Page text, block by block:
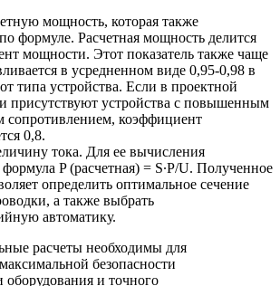
мощность, которая также
формуле. Расчетная мощность делится
мощности. Этот показатель также чаще
в усредненном виде 0,95-0,98 в
типа устройства. Если в проектной
присутствуют устройства с повышенным
сопротивлением, коэффициент
0,8.
тока. Для ее вычисления
формула P (расчетная) = S∙P/U. Полученное
определить оптимальное сечение
а также выбрать
автоматику.
расчеты необходимы для
безопасности
оборудования и точного